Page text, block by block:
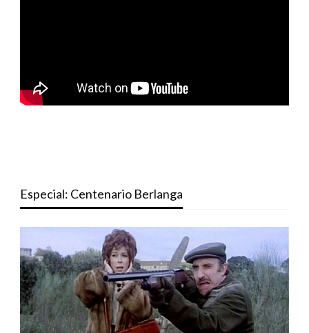
Especial: Centenario Berlanga